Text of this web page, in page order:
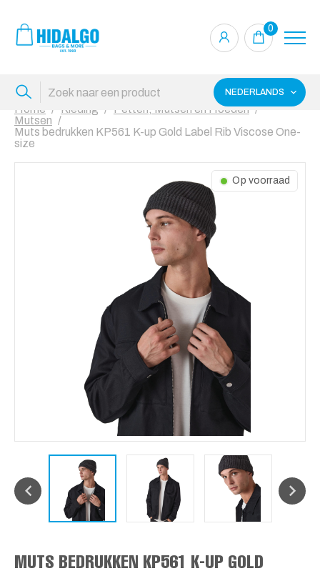
0
NEDERLANDS
Home Kleding
Petten, Mutsen en Hoeden
Mutsen
Muts bedrukken KP561 K-up Gold Label Rib Viscose One-
size
Op voorraad
MUTS BEDRUKKEN KP561 K-UP GOLD